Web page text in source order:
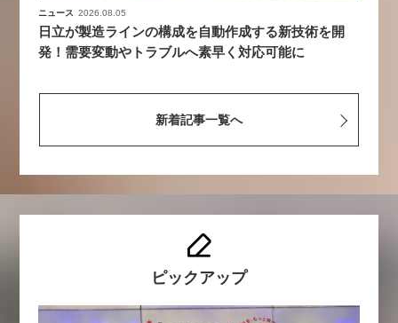
ニュース 2026.08.05
日立が製造ラインの構成を自動作成する新技術を開
発！需要変動やトラブルへ素早く対応可能に
新着記事一覧へ
ピックアップ